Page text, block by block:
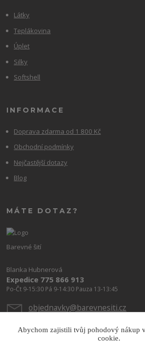
Látky
Teplákovina
Úplet
Silky
Softshell
INFORMACE
Doprava zdarma od 1 800 Kč
Obchodní podmínky
Nejčastější dotazy
Blog
MÁTE DOTAZ?
Barevné šití
Blanka Hubnerová
Expedice 775 866 913
Po-Čt 9-15:30 Pá 9-14:30 Pauza 13-13:45
objednavky@barevnesiti.cz
Abychom zajistili tvůj pohodový nákup
cookie.